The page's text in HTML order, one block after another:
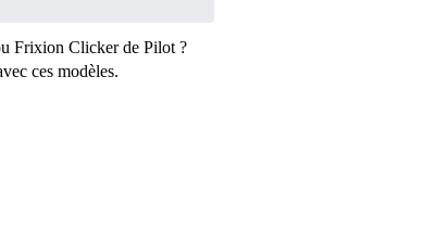
Frixion Clicker de Pilot ?
ces modèles.